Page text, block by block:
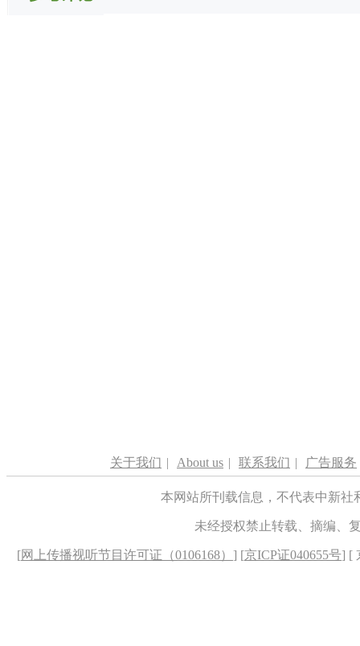
关于我们 | About us | 联系我们 | 广告服务
本网站所刊载信息，不代表中新
未经授权禁止转载、摘编、
[网上传播视听节目许可证（0106168） ] [京ICP证040655号] [